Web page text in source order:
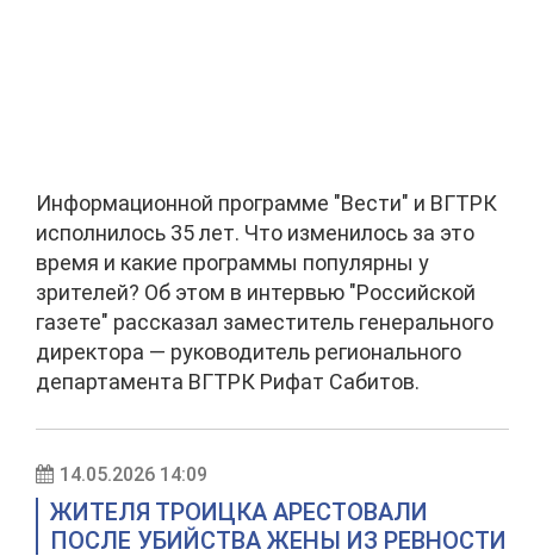
Информационной программе "Вести" и ВГТРК
исполнилось 35 лет. Что изменилось за это
время и какие программы популярны у
зрителей? Об этом в интервью "Российской
газете" рассказал заместитель генерального
директора — руководитель регионального
департамента ВГТРК Рифат Сабитов.
14.05.2026 14:09
ЖИТЕЛЯ ТРОИЦКА АРЕСТОВАЛИ
ПОСЛЕ УБИЙСТВА ЖЕНЫ ИЗ РЕВНОСТИ